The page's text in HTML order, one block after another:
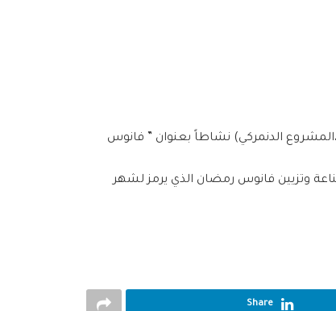
المشروع الدنمركي‬) نشاطاً بعنوان ” فانوس
وتزيين فانوس رمضان الذي يرمز لشهر
Share